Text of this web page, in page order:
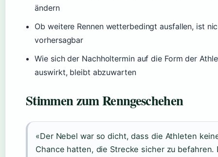
ändern
Ob weitere Rennen wetterbedingt ausfallen, ist
vorhersagbar
Wie sich der Nachholtermin auf die Form der
auswirkt, bleibt abzuwarten
Stimmen zum Renngeschehen
«Der Nebel war so dicht, dass die Athleten
Chance hatten, die Strecke sicher zu befahren.